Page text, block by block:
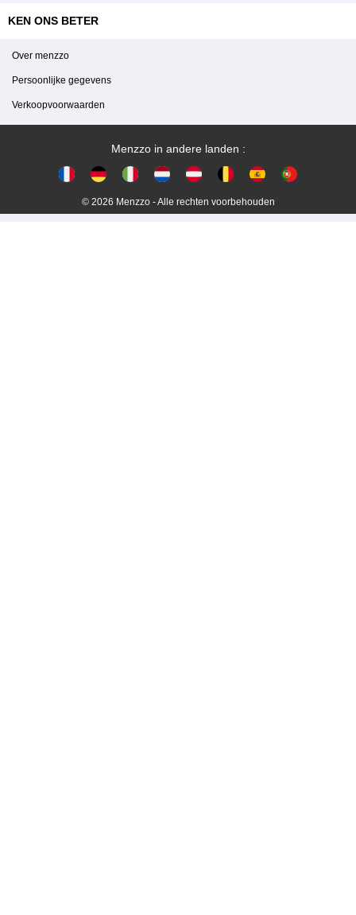
KEN ONS BETER
Over menzzo
Persoonlijke gegevens
Verkoopvoorwaarden
Menzzo in andere landen :
© 2026 Menzzo - Alle rechten voorbehouden